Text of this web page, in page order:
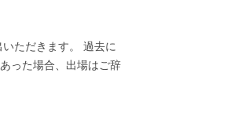
ただきます。 過去に
った場合、出場はご辞